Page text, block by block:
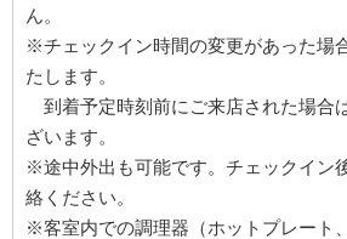
ん。
※チェックイン時間の変更があった場
たします。
到着予定時刻前にご来店された場合
ざいます。
※途中外出も可能です。チェックイン
絡ください。
※客室内での調理器（ホットプレート